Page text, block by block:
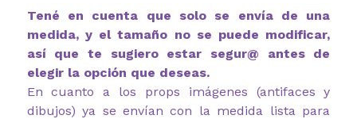
Tené en cuenta que solo se envía de una
medida, y el tamaño no se puede modificar,
así que te sugiero estar segur@ antes de
elegir la opción que deseas.
En cuanto a los props imágenes (antifaces y
dibujos) ya se envían con la medida lista para